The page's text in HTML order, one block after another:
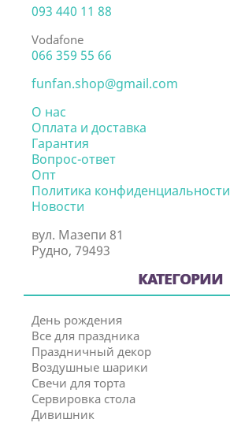
093 440 11 88
Vodafone
066 359 55 66
funfan.shop@gmail.com
О нас
Оплата и доставка
Гарантия
Вопрос-ответ
Опт
Политика конфиденциальности
Новости
вул. Мазепи 81
Рудно, 79493
КАТЕГОРИИ
День рождения
Все для праздника
Праздничный декор
Воздушные шарики
Свечи для торта
Сервировка стола
Дивишник